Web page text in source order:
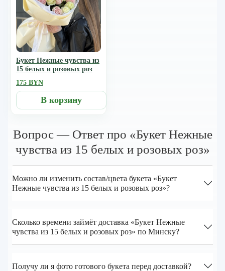
Букет Нежные чувства из
15 белых и розовых роз
175 BYN
В корзину
Вопрос — Ответ про «Букет Нежные
чувства из 15 белых и розовых роз»
Можно ли изменить состав/цвета букета «Букет
Нежные чувства из 15 белых и розовых роз»?
Сколько времени займёт доставка «Букет Нежные
чувства из 15 белых и розовых роз» по Минску?
Получу ли я фото готового букета перед доставкой?